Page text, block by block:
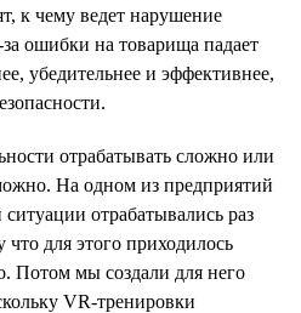
к чему ведет нарушение
ошибки на товарища падает
убедительнее и эффективнее,
отрабатывать сложно или
На одном из предприятий
отрабатывались раз
что для этого приходилось
Потом мы создали для него
VR-тренировки